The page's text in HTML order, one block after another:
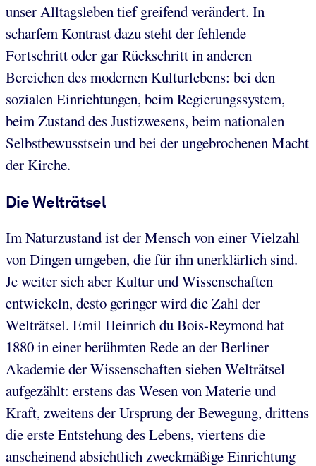
unser Alltagsleben tief greifend verändert. In
scharfem Kontrast dazu steht der fehlende
Fortschritt oder gar Rückschritt in anderen
Bereichen des modernen Kulturlebens: bei den
sozialen Einrichtungen, beim Regierungssystem,
beim Zustand des Justizwesens, beim nationalen
Selbstbewusstsein und bei der ungebrochenen Macht
der Kirche.
Die Welträtsel
Im Naturzustand ist der Mensch von einer Vielzahl
von Dingen umgeben, die für ihn unerklärlich sind.
Je weiter sich aber Kultur und Wissenschaften
entwickeln, desto geringer wird die Zahl der
Welträtsel. Emil Heinrich du Bois-Reymond hat
1880 in einer berühmten Rede an der Berliner
Akademie der Wissenschaften sieben Welträtsel
aufgezählt: erstens das Wesen von Materie und
Kraft, zweitens der Ursprung der Bewegung, drittens
die erste Entstehung des Lebens, viertens die
anscheinend absichtlich zweckmäßige Einrichtung